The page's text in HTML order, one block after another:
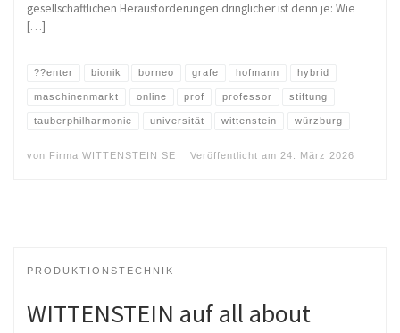
gesellschaftlichen Herausforderungen dringlicher ist denn je: Wie
[…]
??enter bionik borneo grafe hofmann hybrid
maschinenmarkt online prof professor stiftung
tauberphilharmonie universität wittenstein würzburg
von Firma WITTENSTEIN SE Veröffentlicht am 24. März 2026
PRODUKTIONSTECHNIK
WITTENSTEIN auf all about